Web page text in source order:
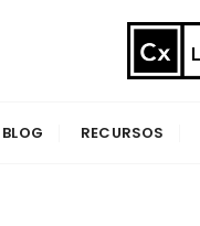
BLOG RECURSOS